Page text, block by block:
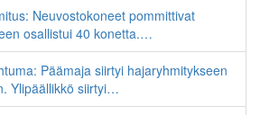
Neuvostokoneet pommittivat
osallistui 40 konetta.…
Päämaja siirtyi hajaryhmitykseen
Ylipäällikkö siirtyi…